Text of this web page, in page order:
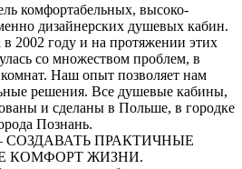
комфортабельных, высоко-
дизайнерских душевых кабин.
2002 году и на протяжении этих
со множеством проблем, в
Наш опыт позволяет нам
решения. Все душевые кабины,
и сделаны в Польше, в городке
Познань.
СОЗДАВАТЬ ПРАКТИЧНЫЕ
КОМФОРТ ЖИЗНИ.